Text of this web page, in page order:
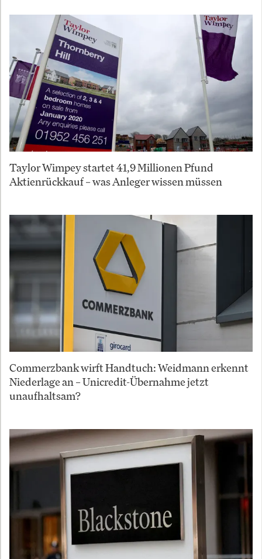
Taylor Wimpey startet 41,9 Millionen Pfund
Aktienrückkauf – was Anleger wissen müssen
Commerzbank wirft Handtuch: Weidmann erkennt
Niederlage an – Unicredit-Übernahme jetzt
unaufhaltsam?